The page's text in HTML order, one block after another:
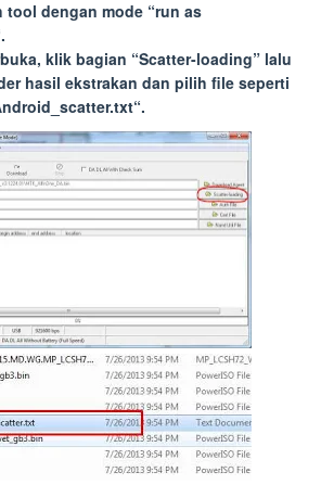
tool dengan mode “run as
klik bagian “Scatter-loading” lalu
hasil ekstrakan dan pilih file seperti
“.